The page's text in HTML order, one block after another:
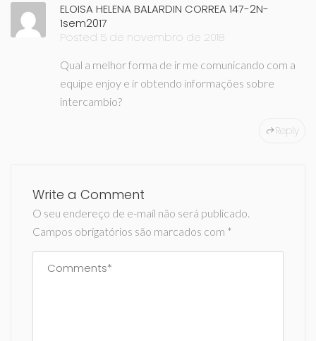
ELOISA HELENA BALARDIN CORREA 147-2N-
1sem2017
Posted 5 de novembro de 2018
Qual a melhor forma de ir me comunicando com a
equipe enjoy e ir obtendo informações sobre
intercambio?
Reply
Write a Comment
O seu endereço de e-mail não será publicado.
Campos obrigatórios são marcados com *